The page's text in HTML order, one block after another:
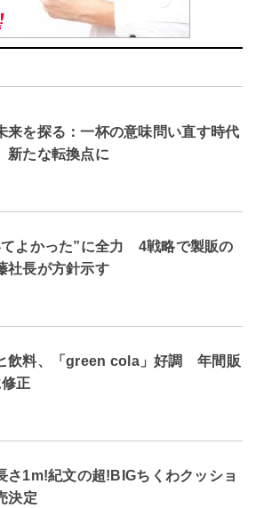
を探る：一杯の意味問い直す時代
たな転換点に
てよかった”に全力 4戦略で製販の
長が方針示す
飲料、「green cola」好調 年間販
正
さ1m!紀文の超!BIGちくわクッショ
決定